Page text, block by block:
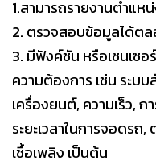
1.สามารถรายงานตำแ
2. ตรวจสอบข้อมูลได้ตล
3. มีฟังค์ชัน หรือเซนเซ
ความต้องการ เช่น ระบ
เครื่องยนต์, ความเร็ว, ก
ระยะเวลาในการจอดร
เชื้อเพลิง เป็นต้น